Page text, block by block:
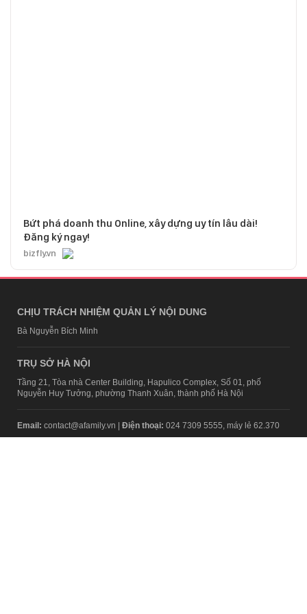
Bứt phá doanh thu Online, xây dựng uy tín lâu dài!
Đăng ký ngay!
bizfly.vn
CHỊU TRÁCH NHIỆM QUẢN LÝ NỘI DUNG
Bà Nguyễn Bích Minh
TRỤ SỞ HÀ NỘI
Tầng 21, Tòa nhà Center Building, Hapulico Complex, Số 01, phố
Nguyễn Huy Tưởng, phường Thanh Xuân, thành phố Hà Nội
Email: contact@afamily.vn | Điện thoại: 024 7309 5555, máy lẻ 62.370